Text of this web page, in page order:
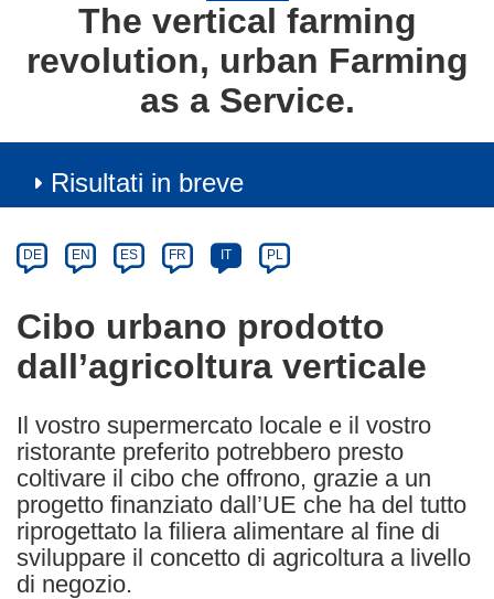
The vertical farming
revolution, urban Farming
as a Service.
Risultati in breve
Category
Article
available
the
following
languages:
DE EN ES FR IT PL
Cibo urbano prodotto
dall’agricoltura verticale
Il vostro supermercato locale e il vostro
ristorante preferito potrebbero presto
coltivare il cibo che offrono, grazie a un
progetto finanziato dall’UE che ha del tutto
riprogettato la filiera alimentare al fine di
sviluppare il concetto di agricoltura a livello
di negozio.